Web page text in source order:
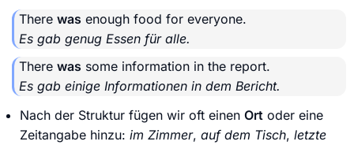
There was enough food for everyone.
Es gab genug Essen für alle.
There was some information in the report.
Es gab einige Informationen in dem Bericht.
Nach der Struktur fügen wir oft einen Ort oder eine
Zeitangabe hinzu: im Zimmer, auf dem Tisch, letzte